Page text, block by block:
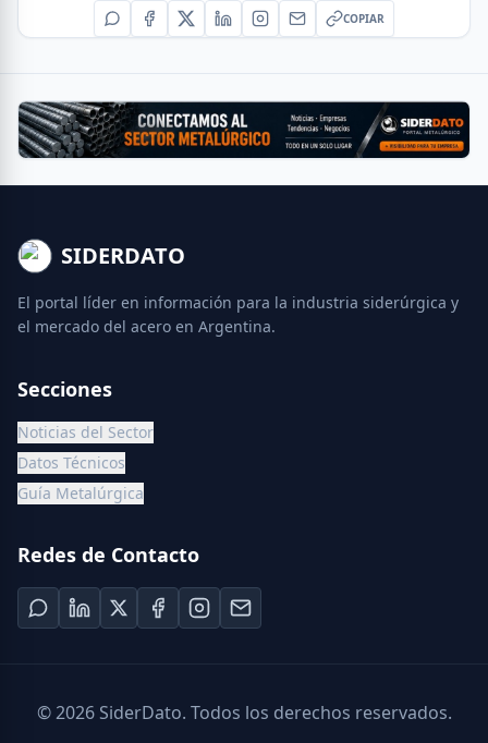
COPIAR
SIDERDATO
El portal líder en información para la industria siderúrgica y
el mercado del acero en Argentina.
Secciones
Noticias del Sector
Datos Técnicos
Guía Metalúrgica
Redes de Contacto
©2026SiderDato. Todos los derechos reservados.